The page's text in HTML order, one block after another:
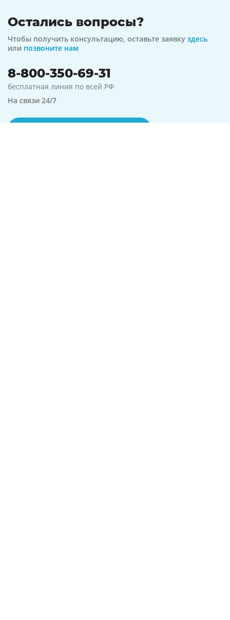
Остались вопросы?
Чтобы получить консультацию, оставьте заявку здесь
или позвоните нам
8-800-350-69-31
бесплатная линия по всей РФ
На связи 24/7